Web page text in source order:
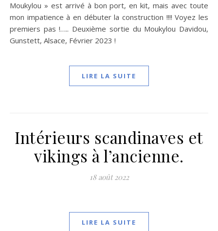
Moukylou » est arrivé à bon port, en kit, mais avec toute
mon impatience à en débuter la construction !!!! Voyez les
premiers pas !….. Deuxième sortie du Moukylou Davidou,
Gunstett, Alsace, Février 2023 !
LIRE LA SUITE
Intérieurs scandinaves et
vikings à l’ancienne.
18 août 2022
LIRE LA SUITE